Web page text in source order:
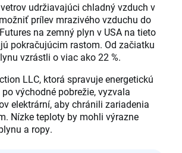
udržiavajúci chladný vzduch v
prílev mrazivého vzduchu do
na zemný plyn v USA na tieto
pokračujúcim rastom. Od začiatku
vzrástli o viac ako 22 %.
LLC, ktorá spravuje energetickú
východné pobrežie, vyzvala
elektrární, aby chránili zariadenia
Nízke teploty by mohli výrazne
a ropy.